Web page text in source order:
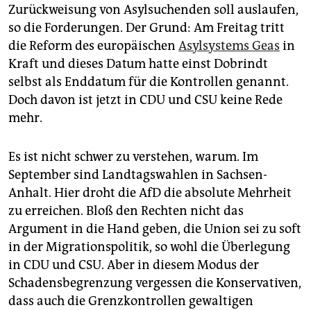
Zurückweisung von Asylsuchenden soll auslaufen,
so die Forderungen. Der Grund: Am Freitag tritt
die Reform des europäischen Asylsystems Geas in
Kraft und dieses Datum hatte einst Dobrindt
selbst als Enddatum für die Kontrollen genannt.
Doch davon ist jetzt in CDU und CSU keine Rede
mehr.
Es ist nicht schwer zu verstehen, warum. Im
September sind Landtagswahlen in Sachsen-
Anhalt. Hier droht die AfD die absolute Mehrheit
zu erreichen. Bloß den Rechten nicht das
Argument in die Hand geben, die Union sei zu soft
in der Migrationspolitik, so wohl die Überlegung
in CDU und CSU. Aber in diesem Modus der
Schadensbegrenzung vergessen die Konservativen,
dass auch die Grenzkontrollen gewaltigen